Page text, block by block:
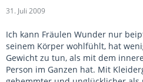
31. Juli 2009
Ich kann Fräulen Wunder nur
seinem Körper wohlfühlt, hat
Gewicht zu tun, als mit dem
Person im Ganzen hat. Mit